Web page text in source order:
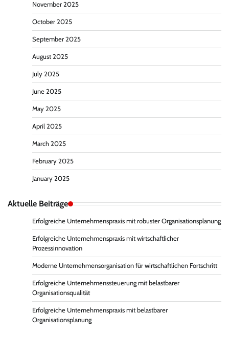
November 2025
October 2025
September 2025
August 2025
July 2025
June 2025
May 2025
April 2025
March 2025
February 2025
January 2025
Aktuelle Beiträge
Erfolgreiche Unternehmenspraxis mit robuster Organisationsplanung
Erfolgreiche Unternehmenspraxis mit wirtschaftlicher
Prozessinnovation
Moderne Unternehmensorganisation für wirtschaftlichen Fortschritt
Erfolgreiche Unternehmenssteuerung mit belastbarer
Organisationsqualität
Erfolgreiche Unternehmenspraxis mit belastbarer
Organisationsplanung